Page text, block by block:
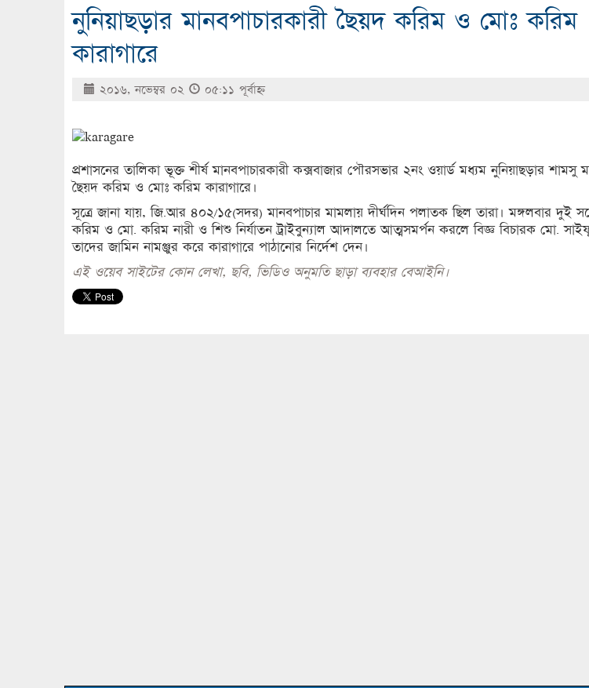
নুনিয়াছড়ার মানবপাচারকারী ছৈয়দ করিম ও মোঃ করিম
কারাগারে
২০১৬, নভেম্বর ০২ ০৫:১১ পূর্বাহ্ণ
প্রশাসনের তালিকা ভূক্ত শীর্ষ মানবপাচারকারী কক্সবাজার পৌরসভার ২নং ওয়ার্ড মধ্যম নুনিয়াছড়ার শামসু
ছৈয়দ করিম ও মোঃ করিম কারাগারে।
সূত্রে জানা যায়, জি.আর ৪০২/১৫(সদর) মানবপাচার মামলায় দীর্ঘদিন পলাতক ছিল তারা। মঙ্গলবার দুই
করিম ও মো. করিম নারী ও শিশু নির্যাতন ট্রাইবুন্যাল আদালতে আত্মসমর্পন করলে বিজ্ঞ বিচারক মো.
তাদের জামিন নামঞ্জুর করে কারাগারে পাঠানোর নির্দেশ দেন।
এই ওয়েব সাইটের কোন লেখা, ছবি, ভিডিও অনুমতি ছাড়া ব্যবহার বেআইনি।